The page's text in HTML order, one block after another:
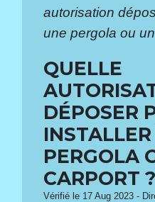
autorisation
une pergola ou
QUELLE
DÉPOSER
PERGOLA
CARPORT ?
Vérifié le 17 Aug 2023 -